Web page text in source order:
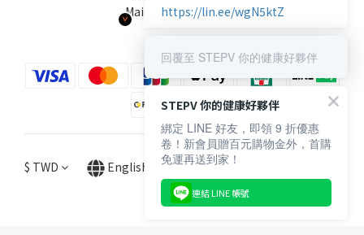
Mail / XXX@XXXX.COM
$ TWD English
https://lin.ee/wgN5ktZ
回覆至 STEPV 你的健康好夥伴
STEPV 你的健康好夥伴
綁定 LINE 好友，即領 9 折優惠
卷！新會員贈百元購物金外，首購
免運再送到家！
連結 LINE 帳號